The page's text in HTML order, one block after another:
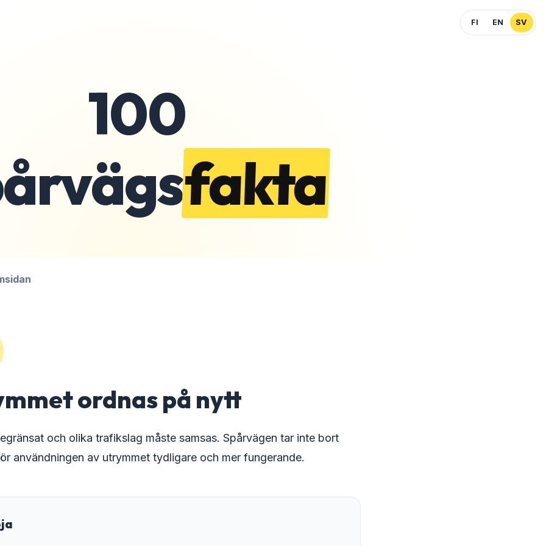
FI EN SV
100
fakta
ordnas på nytt
och olika trafikslag måste samsas. Spårvägen tar inte bort
användningen av utrymmet tydligare och mer fungerande.